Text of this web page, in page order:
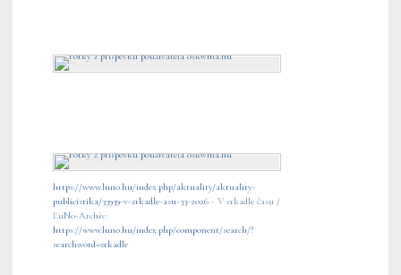
https://www.luno.hu/index.php/aktuality/aktuality-
publicistika/33939-v-zrkadle-asu-33-2026 - V zrkadle času /
ĽuNo-Archív:
https://www.luno.hu/index.php/component/search/?
searchword=zrkadle